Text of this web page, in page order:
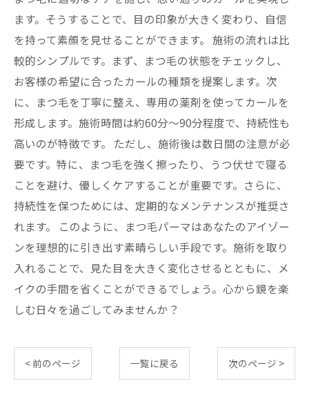
ます。そうすることで、目の印象が大きく変わり、自信
を持って素顔を見せることができます。 施術の流れは比
較的シンプルです。まず、まつ毛の状態をチェックし、
お客様の希望に合ったカールの種類を提案します。次
に、まつ毛を丁寧に整え、専用の薬剤を使ってカールを
形成します。施術時間は約60分～90分程度で、持続性も
高いのが特徴です。 ただし、施術後は数日間の注意が必
要です。特に、まつ毛を強く擦ったり、うつ伏せで寝る
ことを避け、優しくケアすることが重要です。さらに、
持続性を保つためには、定期的なメンテナンスが推奨さ
れます。 このように、まつ毛パーマはあなたのアイゾー
ンを理想的に引き出す素晴らしい手段です。施術を取り
入れることで、見た目を大きく変化させるとともに、メ
イクの手間を省くことができるでしょう。心から鏡を楽
しむ日々を過ごしてみませんか？
< 前のページ 一覧に戻る 次のページ >